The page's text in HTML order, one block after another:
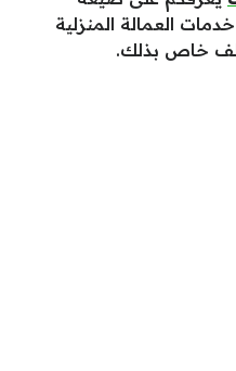
العمالة المنزلية
خاص بذلك.